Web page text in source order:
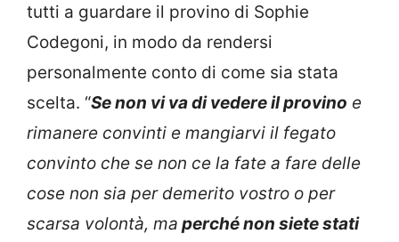
tutti a guardare il provino di Sophie
Codegoni, in modo da rendersi
personalmente conto di come sia stata
scelta. “Se non vi va di vedere il provino e
rimanere convinti e mangiarvi il fegato
convinto che se non ce la fate a fare delle
cose non sia per demerito vostro o per
scarsa volontà, ma perché non siete stati